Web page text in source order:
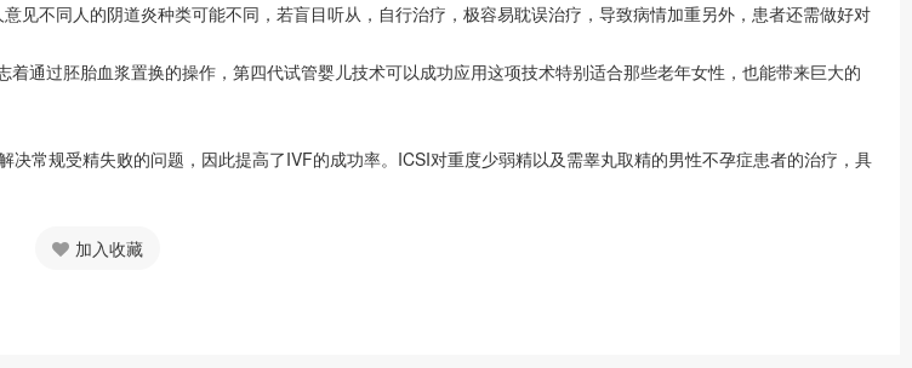
见不同人的阴道炎种类可能不同，若盲目听从，自行治疗，极容易耽误治疗，导致病情加重另外，患者还需做好对
通过胚胎血浆置换的操作，第四代试管婴儿技术可以成功应用这项技术特别适合那些老年女性，也能带来巨大的
常规受精失败的问题，因此提高了IVF的成功率。ICSI对重度少弱精以及需睾丸取精的男性不孕症患者的治疗，具
加入收藏